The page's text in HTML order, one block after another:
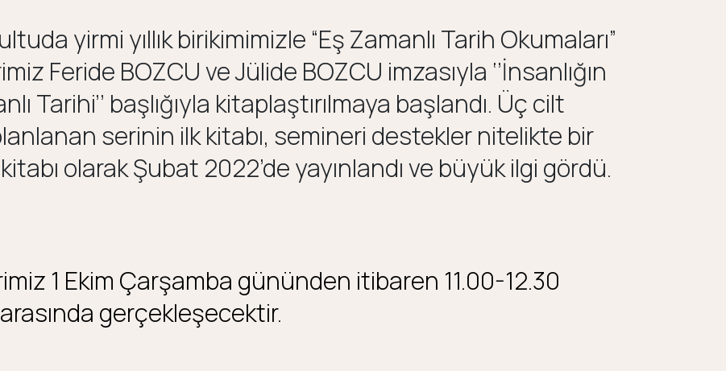
yirmi yıllık birikimimizle “Eş Zamanlı Tarih Okumaları”
Feride BOZCU ve Jülide BOZCU imzasıyla ‘’İnsanlığın
Tarihi’’ başlığıyla kitaplaştırılmaya başlandı. Üç cilt
serinin ilk kitabı, semineri destekler nitelikte bir
olarak Şubat 2022’de yayınlandı ve büyük ilgi gördü.
1 Ekim Çarşamba gününden itibaren 11.00-12.30
gerçekleşecektir.